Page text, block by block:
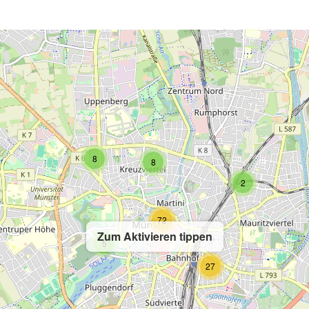
Zum Aktivieren tippen
2
8 8
27
5
72